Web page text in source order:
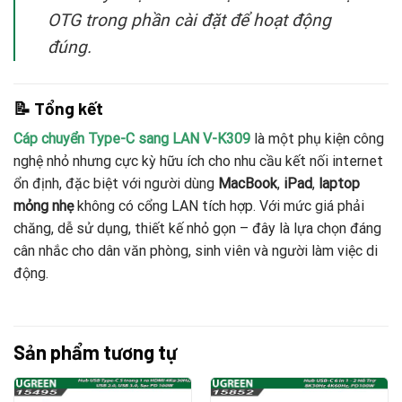
OTG trong phần cài đặt để hoạt động
đúng.
📝 Tổng kết
Cáp chuyển Type-C sang LAN V-K309 là một phụ kiện công
nghệ nhỏ nhưng cực kỳ hữu ích cho nhu cầu kết nối internet
ổn định, đặc biệt với người dùng MacBook, iPad, laptop
mỏng nhẹkhông có cổng LAN tích hợp. Với mức giá phải
chăng, dễ sử dụng, thiết kế nhỏ gọn – đây là lựa chọn đáng
cân nhắc cho dân văn phòng, sinh viên và người làm việc di
động.
Sản phẩm tương tự